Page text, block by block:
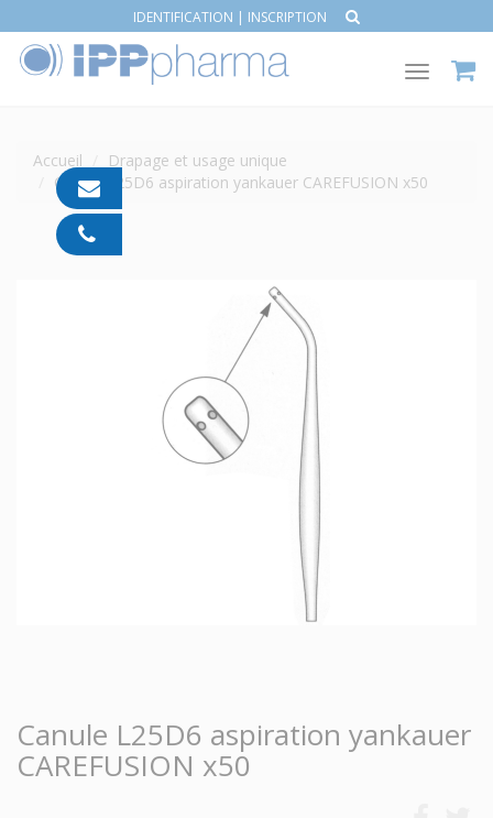
IDENTIFICATION | INSCRIPTION
Toggle
Accueil
Drapage et usage unique
Canule L25D6 aspiration yankauer CAREFUSION x50
Canule L25D6 aspiration yankauer
CAREFUSION x50
contact@ipp-
pharma.com
91